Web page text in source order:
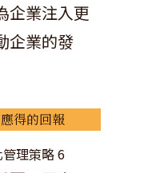
企業注入更
企業的發
得的回報